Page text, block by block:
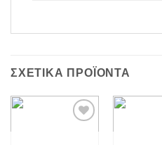
ΣΧΕΤΙΚΆ ΠΡΟΪΌΝΤΑ